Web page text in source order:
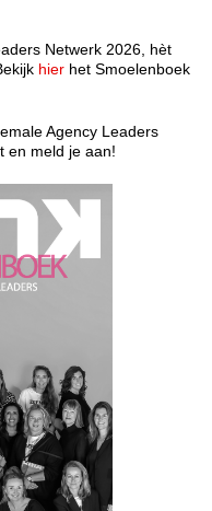
Netwerk 2026, hèt
hier het Smoelenboek
Agency Leaders
en meld je aan!